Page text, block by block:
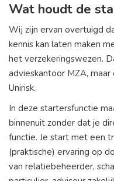
Wat houdt de
Wij zijn ervan overtuigd
kennis kan laten maken
het verzekeringswezen.
advieskantoor MZA,
Unirisk.
In deze startersfunctie
binnenuit zonder dat je
functie. Je start met een
(praktische) ervaring op
van relatiebeheerder,